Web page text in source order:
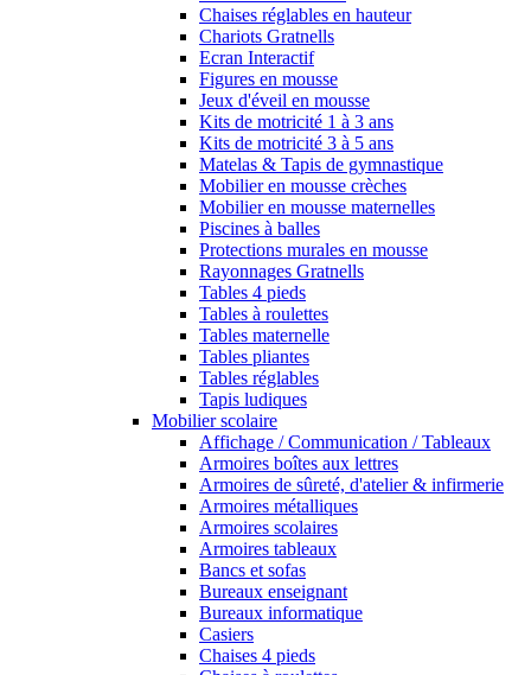
Chaises réglables en hauteur
Chariots Gratnells
Ecran Interactif
Figures en mousse
Jeux d'éveil en mousse
Kits de motricité 1 à 3 ans
Kits de motricité 3 à 5 ans
Matelas & Tapis de gymnastique
Mobilier en mousse crèches
Mobilier en mousse maternelles
Piscines à balles
Protections murales en mousse
Rayonnages Gratnells
Tables 4 pieds
Tables à roulettes
Tables maternelle
Tables pliantes
Tables réglables
Tapis ludiques
Mobilier scolaire
Affichage / Communication / Tableaux
Armoires boîtes aux lettres
Armoires de sûreté, d'atelier & infirmerie
Armoires métalliques
Armoires scolaires
Armoires tableaux
Bancs et sofas
Bureaux enseignant
Bureaux informatique
Casiers
Chaises 4 pieds